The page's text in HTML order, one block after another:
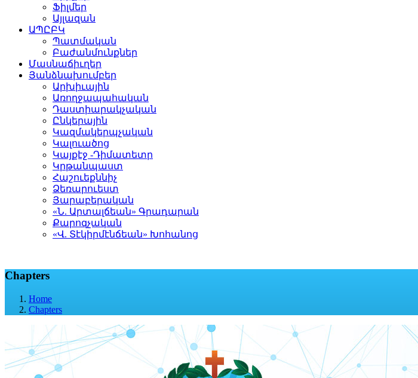
Ֆիլմեր
Այլազան
ԱՊԸԲԿ
Պատմական
Բաժանմունքներ
Մասնաճիւղեր
Յանձնախումբեր
Արխիւային
Առողջապահական
Դաստիարակչական
Ընկերային
Կազմակերպչական
Կալուածոց
Կայքէջ -Դիմատետր
Կրթանպաստ
Հաշուեքննիչ
Ձեռարուեստ
Յարաբերական
«Ն. Արտալճեան» Գրադարան
Քարոզչական
«Վ. Տէկիրմէնճեան» Խոհանոց
Chapters
Home
Chapters